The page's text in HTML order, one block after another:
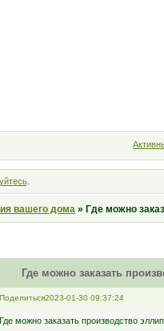
.
вашего дома »Где можно
Где можно заказать
Поделиться2023-01-30 09:37:24
Где можно заказать производство